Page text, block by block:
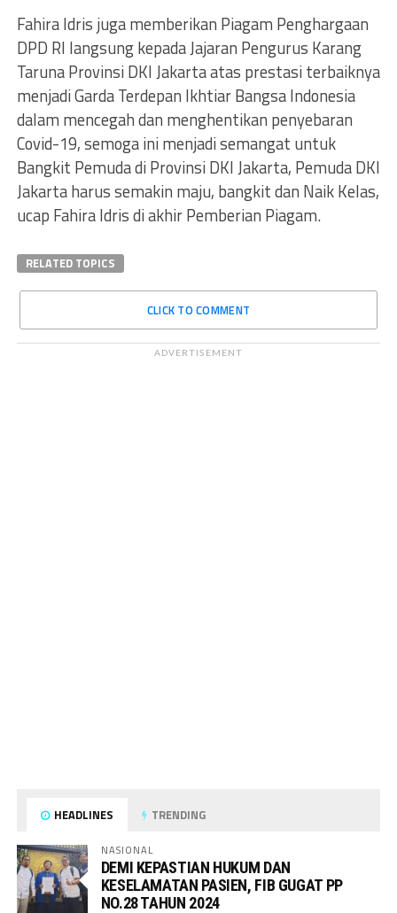
Fahira Idris juga memberikan Piagam Penghargaan
DPD RI langsung kepada Jajaran Pengurus Karang
Taruna Provinsi DKI Jakarta atas prestasi terbaiknya
menjadi Garda Terdepan Ikhtiar Bangsa Indonesia
dalam mencegah dan menghentikan penyebaran
Covid-19, semoga ini menjadi semangat untuk
Bangkit Pemuda di Provinsi DKI Jakarta, Pemuda DKI
Jakarta harus semakin maju, bangkit dan Naik Kelas,
ucap Fahira Idris di akhir Pemberian Piagam.
RELATED TOPICS
CLICK TO COMMENT
ADVERTISEMENT
HEADLINES TRENDING
NASIONAL
DEMI KEPASTIAN HUKUM DAN
KESELAMATAN PASIEN, FIB GUGAT PP
NO.28 TAHUN 2024